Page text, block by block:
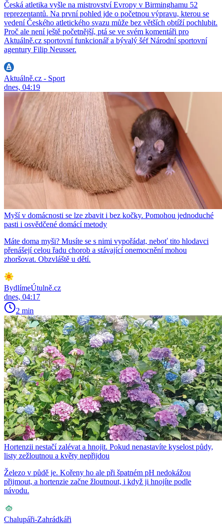
Česká atletika vyšle na mistrovství Evropy v Birminghamu 52
reprezentantů. Na první pohled jde o početnou výpravu, kterou se
vedení Českého atletického svazu může bez větších obtíží pochlubit.
Proč ale není ještě početnější, ptá se ve svém komentáři pro
Aktuálně.cz sportovní funkcionář a bývalý šéf Národní sportovní
agentury Filip Neusser.
Aktuálně.cz - Sport
dnes, 04:19
Myší v domácnosti se lze zbavit i bez kočky. Pomohou jednoduché
pasti i osvědčené domácí metody
Máte doma myši? Musíte se s nimi vypořádat, neboť tito hlodavci
přenášejí celou řadu chorob a stávající onemocnění mohou
zhoršovat. Obzvláště u dětí.
BydlímeÚtulně.cz
dnes, 04:17
2 min
Hortenzii nestačí zalévat a hnojit. Pokud nenastavíte kyselost půdy,
listy zežloutnou a květy nepřijdou
Železo v půdě je. Kořeny ho ale při špatném pH nedokážou
přijmout, a hortenzie začne žloutnout, i když ji hnojíte podle
návodu.
Chalupáři-Zahrádkáři